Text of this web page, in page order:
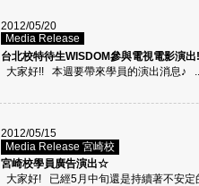
2012/05/20
Media Release
台北校特待生WISDOM參與電視電影演
大家好!! 本週要帶來學員的演出消息♪
2012/05/15
Media Release 宮崎校
宮崎校學員廣告演出☆
大家好! 已經5月中旬還是持續著不安定